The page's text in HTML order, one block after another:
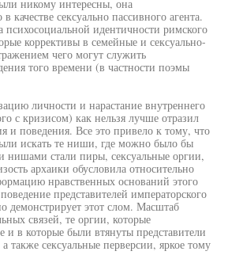
никому интересны, она
качестве сексуально пассивного агента.
психосоциальной идентичности римского
коррективы в семейные и сексуально-
чего могут служить
того времени (в частности поэмы
личности и нарастание внутреннего
с кризисом) как нельзя лучше отразил
и поведения. Все это привело к тому, что
искать те ниши, где можно было бы
нишами стали пиры, сексуальные оргии,
архаики обусловила относительно
нравственных оснований этого
представителей императорского
демонстрирует этот слом. Масштаб
связей, те оргии, которые
и в которые были втянуты представители
также сексуальные перверсии, яркое тому